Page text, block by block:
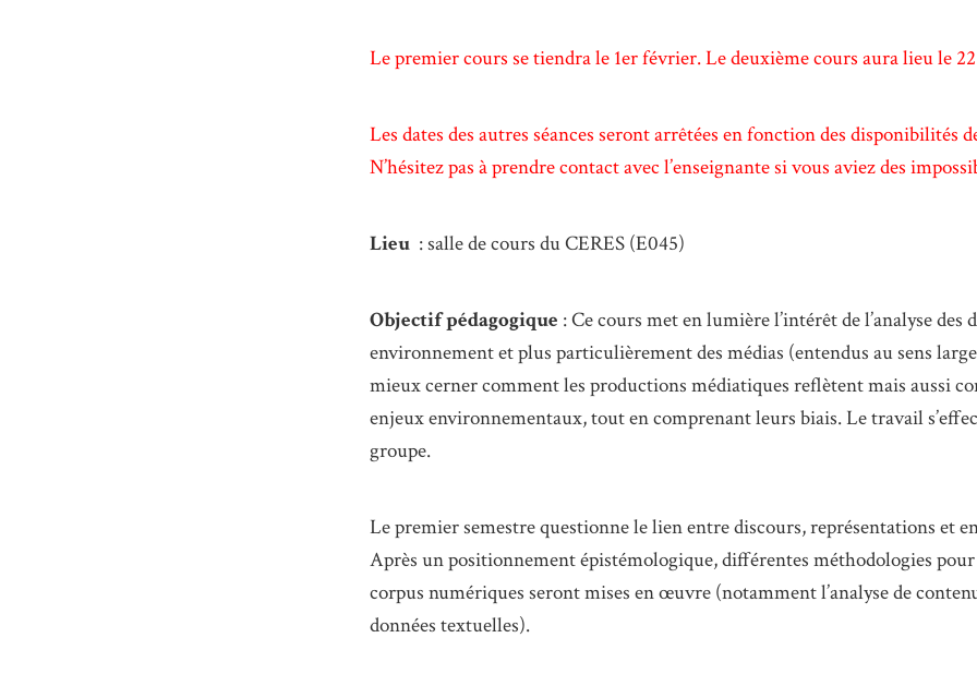
Le premier cours se tiendra le 1er février. Le deuxième cours aura lieu le
Les dates des autres séances seront arrêtées en fonction des disponibilités
N’hésitez pas à prendre contact avec l’enseignante si vous aviez des
Lieu : salle de cours du CERES (E045)
Objectif pédagogique : Ce cours met en lumière l’intérêt de l’analyse des
environnement et plus particulièrement des médias (entendus au sens
mieux cerner comment les productions médiatiques reflètent mais aussi
enjeux environnementaux, tout en comprenant leurs biais. Le travail
groupe.
Le premier semestre questionne le lien entre discours, représentations et
Après un positionnement épistémologique, différentes méthodologies pour
corpus numériques seront mises en œuvre (notamment l’analyse de
données textuelles).